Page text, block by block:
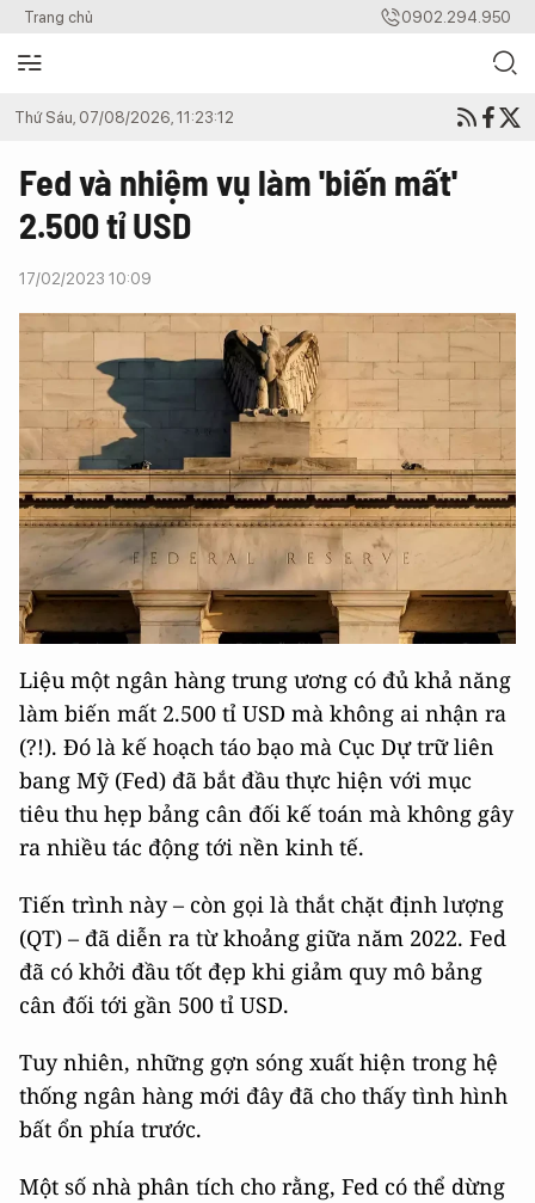
Trang chủ 0902.294.950
Thứ Sáu, 07/08/2026, 11:23:12
Fed và nhiệm vụ làm 'biến mất'
2.500 tỉ USD
17/02/2023 10:09
Liệu một ngân hàng trung ương có đủ khả năng
làm biến mất 2.500 tỉ USD mà không ai nhận ra
(?!). Đó là kế hoạch táo bạo mà Cục Dự trữ liên
bang Mỹ (Fed) đã bắt đầu thực hiện với mục
tiêu thu hẹp bảng cân đối kế toán mà không gây
ra nhiều tác động tới nền kinh tế.
Tiến trình này – còn gọi là thắt chặt định lượng
(QT) – đã diễn ra từ khoảng giữa năm 2022. Fed
đã có khởi đầu tốt đẹp khi giảm quy mô bảng
cân đối tới gần 500 tỉ USD.
Tuy nhiên, những gợn sóng xuất hiện trong hệ
thống ngân hàng mới đây đã cho thấy tình hình
bất ổn phía trước.
Một số nhà phân tích cho rằng, Fed có thể dừng